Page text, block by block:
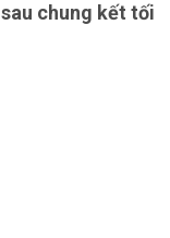
chung kết tối